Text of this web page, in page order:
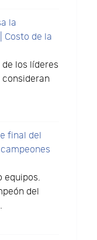
la
Costo de la
los líderes
final del
equipos.
del